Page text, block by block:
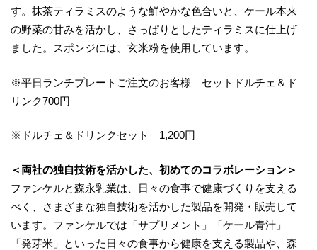
す。抹茶ティラミスのような鮮やかな色合いと、ケール本来
の野菜の甘みを活かし、さっぱりとしたティラミスに仕上げ
ました。スポンジには、玄米粉を使用しています。
※平日ランチプレートご注文のお客様 セットドルチェ＆ド
リンク700円
※ドルチェ＆ドリンクセット 1,200円
＜両社の独自技術を活かした、初めてのコラボレーション＞
ファンケルと森永乳業は、日々の食事で健康づくりを支える
べく、さまざまな独自技術を活かした製品を開発・販売して
います。ファンケルでは「サプリメント」「ケール青汁」
「発芽米」といった日々の食事から健康を支える製品や、森